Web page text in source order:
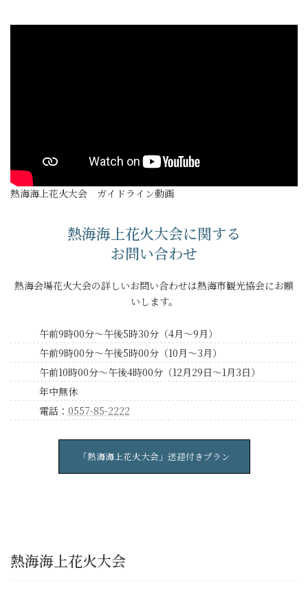
熱海海上花火大会 ガイドライン動画
熱海海上花火大会に関する
お問い合わせ
熱海会場花火大会の詳しいお問い合わせは熱海市観光協会にお願
いします。
午前9時00分～午後5時30分（4月～9月）
午前9時00分～午後5時00分（10月～3月）
午前10時00分～午後4時00分（12月29日～1月3日）
年中無休
電話： 0557-85-2222
「熱海海上花火大会」送迎付きプラン
熱海海上花火大会